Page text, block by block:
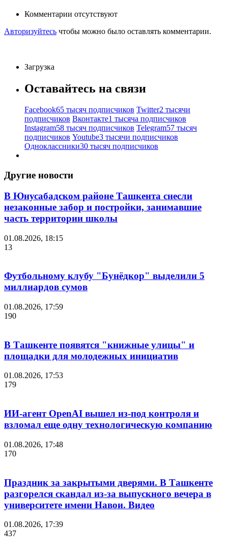
Комментарии отсутствуют
Авторизуйтесь чтобы можно было оставлять комментарии.
Загрузка
Оставайтесь на связи
Facebook65 тысяч подписчиков Twitter2 тысячи
подписчиков Вконтакте1 тысяча подписчиков
Instagram58 тысяч подписчиков Telegram57 тысяч
подписчиков Youtube3 тысячи подписчиков
Одноклассники30 тысяч подписчиков
Другие новости
В Юнусабадском районе Ташкента снесли
незаконные забор и постройки, занимавшие
часть территории школы
01.08.2026, 18:15
13
Футбольному клубу "Бунёдкор" выделили 5
миллиардов сумов
01.08.2026, 17:59
190
В Ташкенте появятся "книжные улицы" и
площадки для молодежных инициатив
01.08.2026, 17:53
179
ИИ-агент OpenAI вышел из-под контроля и
взломал еще одну технологическую компанию
01.08.2026, 17:48
170
Праздник за закрытыми дверями. В Ташкенте
разгорелся скандал из-за выпускного вечера в
университете имени Навои. Видео
01.08.2026, 17:39
437